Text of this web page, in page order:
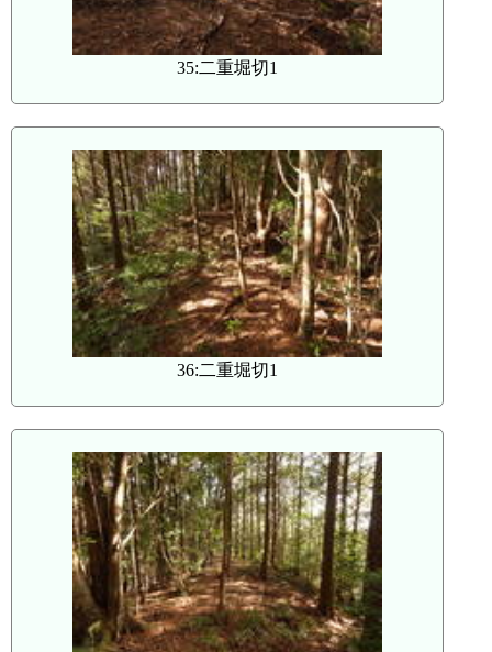
35:二重堀切1
36:二重堀切1